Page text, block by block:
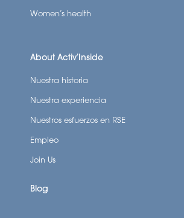
Women’s health
About Activ’Inside
Nuestra historia
Nuestra experiencia
Nuestros esfuerzos en RSE
Empleo
Join Us
Blog